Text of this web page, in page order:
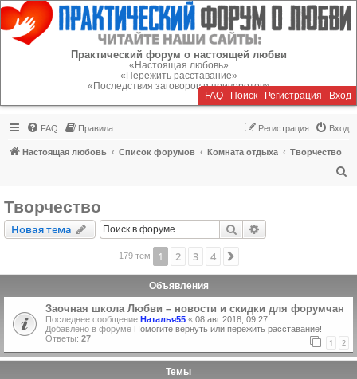
Регистрация
Практический форум о настоящей любви
«Настоящая любовь»
«Пережить расставание»
«Последствия заговоров и приворотов»
FAQ Поиск Регистрация Вход
FAQ Правила Вход
Регистрация
Настоящая любовь Список форумов Комната отдыха
Творчество
Творчество
Новая тема
Новаятема Поиск
179 тем 1 2 3 4
Объявления
Заочная школа Любви – новости и скидки для форумчан
Последнее сообщение Наталья55 « 08 авг 2018, 09:27
Добавлено в форуме Помогите вернуть или пережить расставание!
Ответы: 27 1 2
Темы